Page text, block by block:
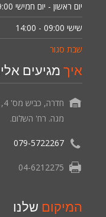
19:00 יום ראשון - יום חמישי
09:00 - 14:00 שישי
שבת סגור
איך מגיעים
מגה. רח' השלום.
079-5722267
04-6212275
המיקום שלנו